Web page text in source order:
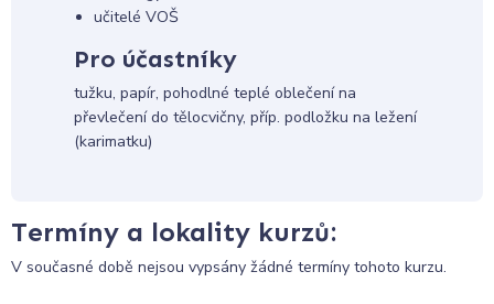
učitelé VOŠ
Pro účastníky
tužku, papír, pohodlné teplé oblečení na
převlečení do tělocvičny, příp. podložku na ležení
(karimatku)
Termíny a lokality kurzů:
V současné době nejsou vypsány žádné termíny tohoto kurzu.